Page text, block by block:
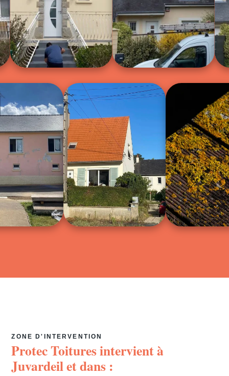
ZONE D'INTERVENTION
Protec Toitures intervient à
Juvardeilet dans :